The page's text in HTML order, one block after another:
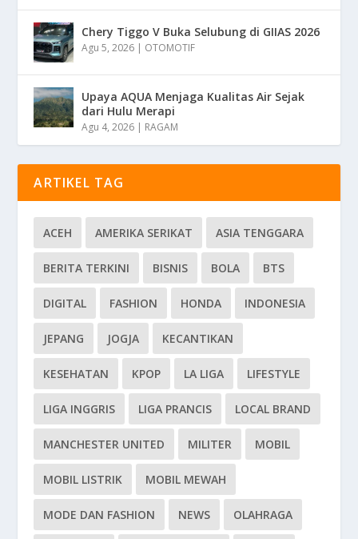
Chery Tiggo V Buka Selubung di GIIAS 2026
Agu 5, 2026 | OTOMOTIF
Upaya AQUA Menjaga Kualitas Air Sejak
dari Hulu Merapi
Agu 4, 2026 | RAGAM
ARTIKEL TAG
ACEH AMERIKA SERIKAT ASIA TENGGARA
BERITA TERKINI BISNIS BOLA BTS
DIGITAL FASHION HONDA INDONESIA
JEPANG JOGJA KECANTIKAN
KESEHATAN KPOP LA LIGA LIFESTYLE
LIGA INGGRIS LIGA PRANCIS LOCAL BRAND
MANCHESTER UNITED MILITER MOBIL
MOBIL LISTRIK MOBIL MEWAH
MODE DAN FASHION NEWS OLAHRAGA